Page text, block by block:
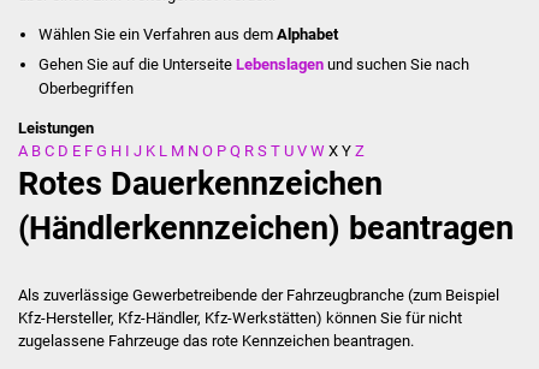
Summerrockfestival
Stadtverwaltung
Ansprechpartner
Stellenangebote
Wählen Sie ein Verfahren aus dem Alphabet
Gehen Sie auf die UnterseiteLebenslagen und suchen Sie nach
Oberbegriffen
Leistungen
A B C D E F G H I J K L M N O P Q R S T U V W X Y Z
Rotes Dauerkennzeichen
(Händlerkennzeichen) beantragen
Als zuverlässige Gewerbetreibende der Fahrzeugbranche(zum Beispiel
Kfz-Hersteller, Kfz-Händler, Kfz-Werkstätten) können Sie für nicht
zugelassene Fahrzeuge das rote Kennzeichen beantragen.